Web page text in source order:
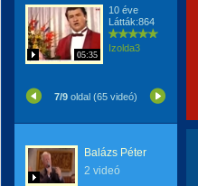
05:35
10 éve
Látták:864
Izolda3
7/9 oldal (65 videó)
Balázs Péter
2 videó